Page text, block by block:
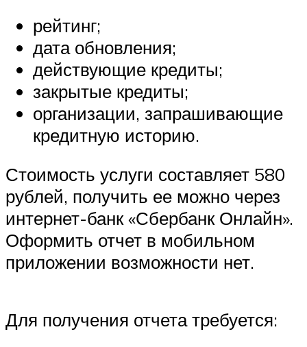
рейтинг;
дата обновления;
действующие кредиты;
закрытые кредиты;
организации, запрашивающие
кредитную историю.
Стоимость услуги составляет 580
рублей, получить ее можно через
интернет-банк «Сбербанк Онлайн».
Оформить отчет в мобильном
приложении возможности нет.
Для получения отчета требуется: